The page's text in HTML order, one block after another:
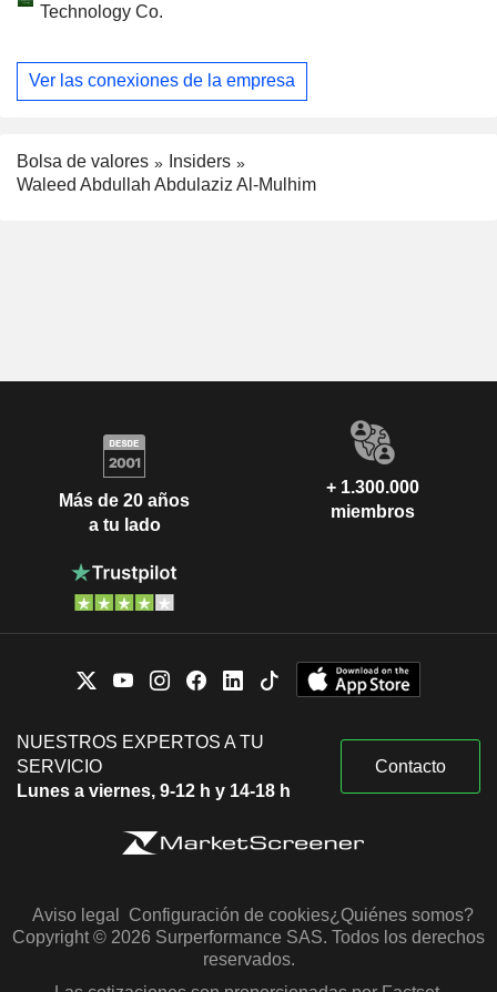
Technology Co.
Ver las conexiones de la empresa
Bolsa de valores
Insiders
Waleed Abdullah Abdulaziz Al-Mulhim
Más de 20 años
a tu lado
+ 1.300.000
miembros
NUESTROS EXPERTOS A TU
SERVICIO
Lunes a viernes, 9-12 h y 14-18 h
Contacto
Aviso legal Configuración de cookies¿Quiénes somos?
Copyright © 2026 Surperformance SAS. Todos los derechos
reservados.